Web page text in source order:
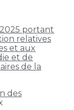
portant
relatives
et aux
et de
de la
des